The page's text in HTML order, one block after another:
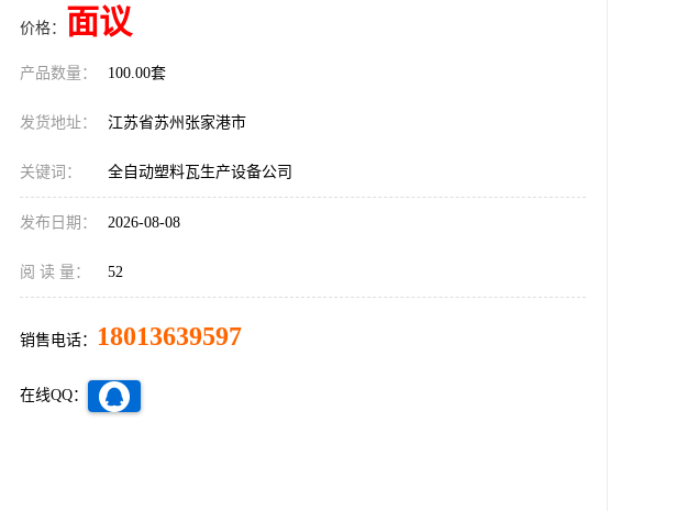
价格： 面议
产品数量： 100.00套
发货地址： 江苏省苏州张家港市
关键词： 全自动塑料瓦生产设备公司
发布日期： 2026-08-08
阅 读 量： 52
销售电话： 18013639597
在线QQ：